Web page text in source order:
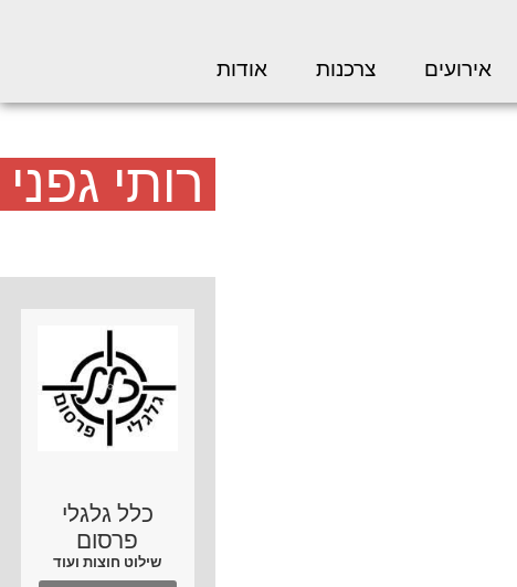
אירועים צרכנות אודות
רותי גפני
כלל גלגלי
פרסום
שילוט חוצות ועוד